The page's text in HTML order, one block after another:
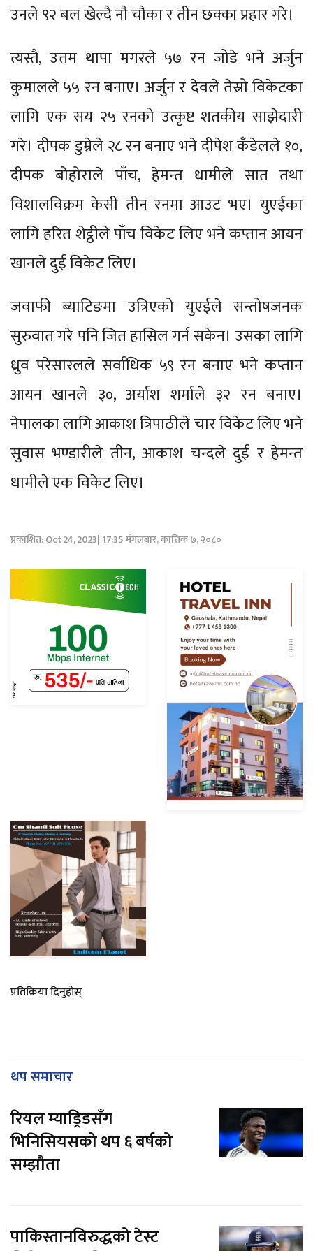
उनले ९२ बल खेल्दै नाै चौका र तीन छक्का प्रहार गरे।
त्यस्तै, उत्तम थापा मगरले ५७ रन जोडे भने अर्जुन
कुमालले ५५ रन बनाए। अर्जुन र देवले तेस्रो विकेटका
लागि एक सय २५ रनको उत्कृष्ट शतकीय साझेदारी
गरे। दीपक डुम्रेले २८ रन बनाए भने दीपेश कँडेलले १०,
दीपक बोहोराले पाँच, हेमन्त धामीले सात तथा
विशालविक्रम केसी तीन रनमा आउट भए। युएईका
लागि हरित शेट्ठीले पाँच विकेट लिए भने कप्तान आयन
खानले दुई विकेट लिए।
जवाफी ब्याटिङमा उत्रिएको युएईले सन्तोषजनक
सुरुवात गरे पनि जित हासिल गर्न सकेन। उसका लागि
ध्रुव परेसारलले सर्वाधिक ५९ रन बनाए भने कप्तान
आयन खानले ३०, अर्यांश शर्माले ३२ रन बनाए।
नेपालका लागि आकाश त्रिपाठीले चार विकेट लिए भने
सुवास भण्डारीले तीन, आकाश चन्दले दुई र हेमन्त
धामीले एक विकेट लिए।
प्रकाशित: Oct 24, 2023| 17:35 मंगलबार, कात्तिक ७, २०८०
प्रतिक्रिया दिनुहोस्
थप समाचार
रियल म्याड्रिडसँग
भिनिसियसको थप ६ बर्षको
सम्झौता
पाकिस्तानविरुद्धको टेस्ट